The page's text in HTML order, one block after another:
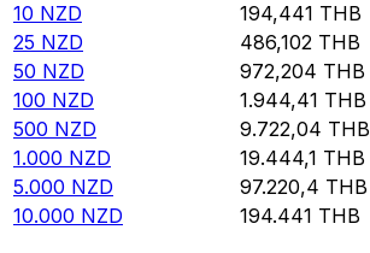
10 NZD 194,441 THB
25 NZD 486,102 THB
50 NZD 972,204 THB
100 NZD 1.944,41 THB
500 NZD 9.722,04 THB
1.000 NZD 19.444,1 THB
5.000 NZD 97.220,4 THB
10.000 NZD 194.441 THB